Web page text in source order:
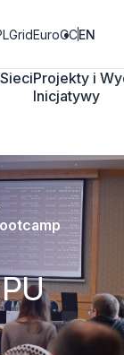
EuroCCEN
SieciProjekty i
Inicjatywy